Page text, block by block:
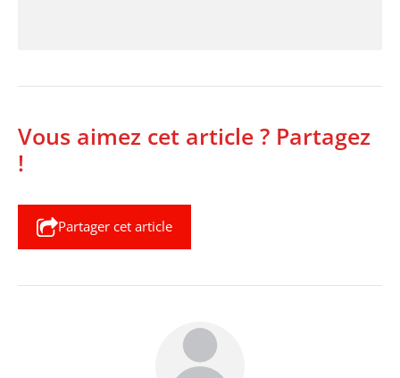
Vous aimez cet article ? Partagez
!
Partager cet article